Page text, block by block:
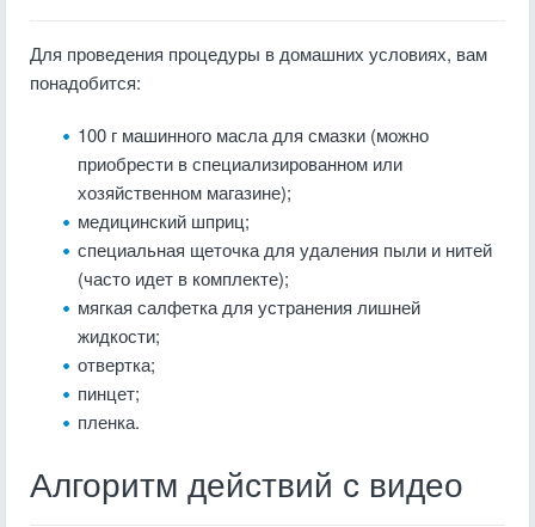
Для проведения процедуры в домашних условиях, вам
понадобится:
100 г машинного масла для смазки (можно
приобрести в специализированном или
хозяйственном магазине);
медицинский шприц;
специальная щеточка для удаления пыли и нитей
(часто идет в комплекте);
мягкая салфетка для устранения лишней
жидкости;
отвертка;
пинцет;
пленка.
Алгоритм действий с видео